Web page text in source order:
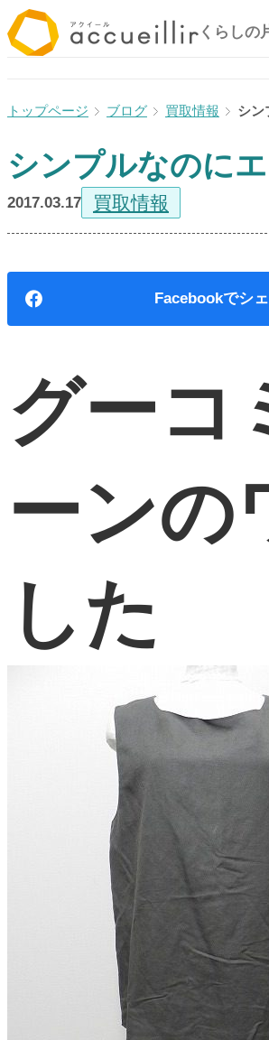
内
容
キ
プ
くらしの
ブログ 買取情報 シン
シンプルなのに
2017.03.17 買取情報
Facebook
グーコ
ーンの
した